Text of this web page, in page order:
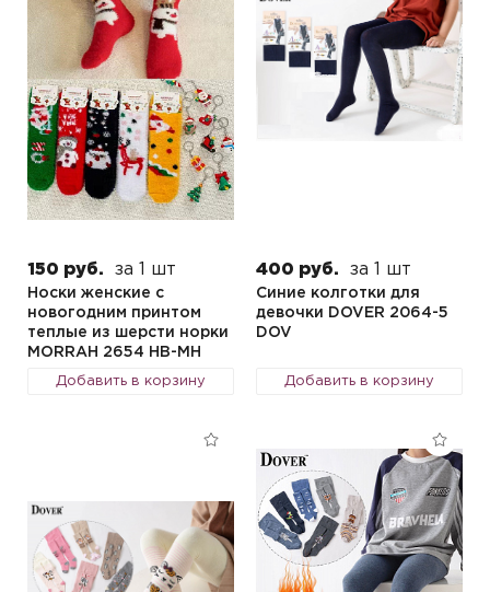
150 руб. за 1 шт
Носки женские с
новогодним принтом
теплые из шерсти норки
MORRAH 2654 HB-MH
Добавить в корзину
400 руб. за 1 шт
Синие колготки для
девочки DOVER 2064-5
DOV
Добавить в корзину